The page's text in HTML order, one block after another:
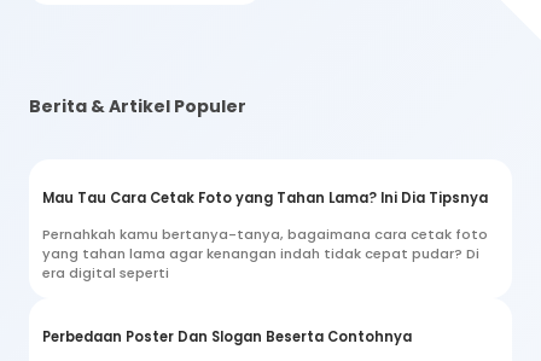
Berita & Artikel Populer
Mau Tau Cara Cetak Foto yang Tahan Lama? Ini Dia Tipsnya
Pernahkah kamu bertanya-tanya, bagaimana cara cetak foto
yang tahan lama agar kenangan indah tidak cepat pudar? Di
era digital seperti
Perbedaan Poster Dan Slogan Beserta Contohnya